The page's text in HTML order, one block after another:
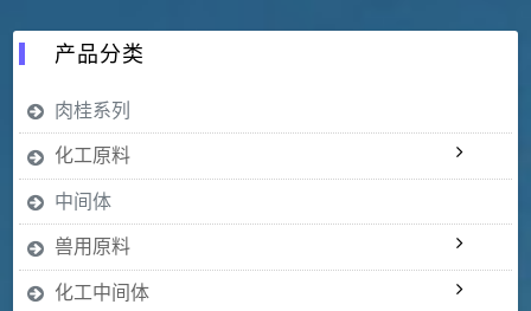
产品分类
肉桂系列
化工原料
中间体
兽用原料
化工中间体